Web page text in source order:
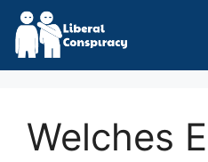
Skip
content
Welches